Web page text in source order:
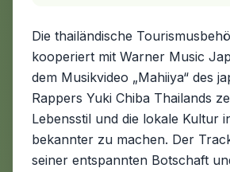
Die thailändische
kooperiert mit Warner Music
dem Musikvideo „Mahiiya“ des
Rappers Yuki Chiba Thailands
Lebensstil und die lokale Kultur
bekannter zu machen. Der
seiner entspannten Botschaft